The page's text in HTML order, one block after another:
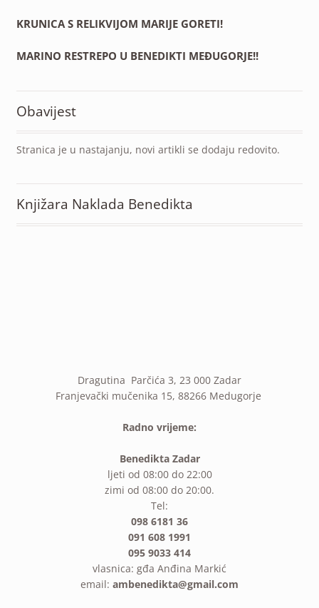
KRUNICA S RELIKVIJOM MARIJE GORETI!
MARINO RESTREPO U BENEDIKTI MEĐUGORJE!!
Obavijest
Stranica je u nastajanju, novi artikli se dodaju redovito.
Knjižara Naklada Benedikta
Dragutina Parčića 3, 23 000 Zadar
Franjevački mučenika 15, 88266 Medugorje
Radno vrijeme:
Benedikta Zadar
ljeti od 08:00 do 22:00
zimi od 08:00 do 20:00.
Tel:
098 6181 36
091 608 1991
095 9033 414
vlasnica: gđa Anđina Markić
email: ambenedikta@gmail.com